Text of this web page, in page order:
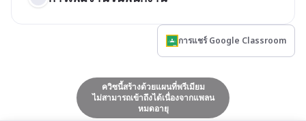
การแชร์ Google Classroom
ควิซนี้สร้างด้วยแผนที่พรีเมียม
ไม่สามารถเข้าถึงได้เนื่องจากแพลน
หมดอายุ